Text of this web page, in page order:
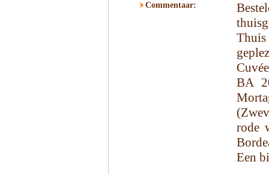
Commentaar:
BA
rode
Een